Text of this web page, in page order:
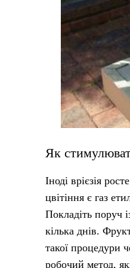
Як
Іноді врієзія
цвітіння є газ
Покладіть поруч
кілька днів.
такої процедури
робочий метод,